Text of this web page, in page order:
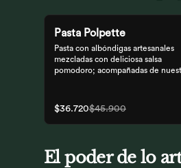
Pasta Polpette
Pasta con albóndigas artesanales
mezcladas con deliciosa salsa
pomodoro; acompañadas de
$36.720$45.900
El poder de lo